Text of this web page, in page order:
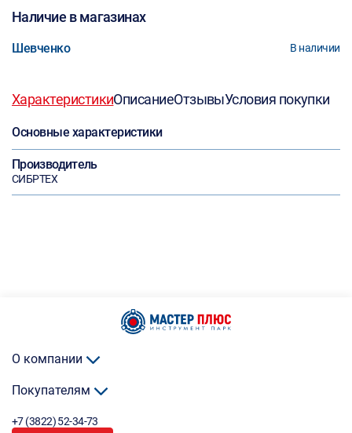
Наличие в магазинах
Шевченко В наличии
ХарактеристикиОписаниеОтзывыУсловия покупки
Основные характеристики
Производитель
СИБРТЕХ
О компании
Покупателям
+7 (3822) 52-34-73